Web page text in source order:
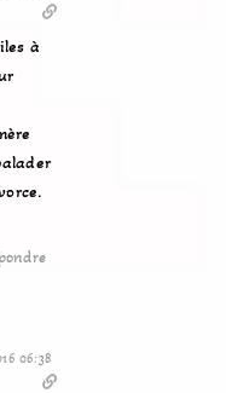
à
06:38